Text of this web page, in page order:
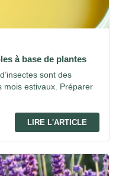
à base de plantes
sont des
mois estivaux. Préparer
LIRE L'ARTICLE